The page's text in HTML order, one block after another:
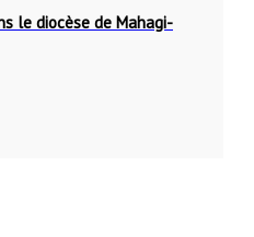
le diocèse de Mahagi-